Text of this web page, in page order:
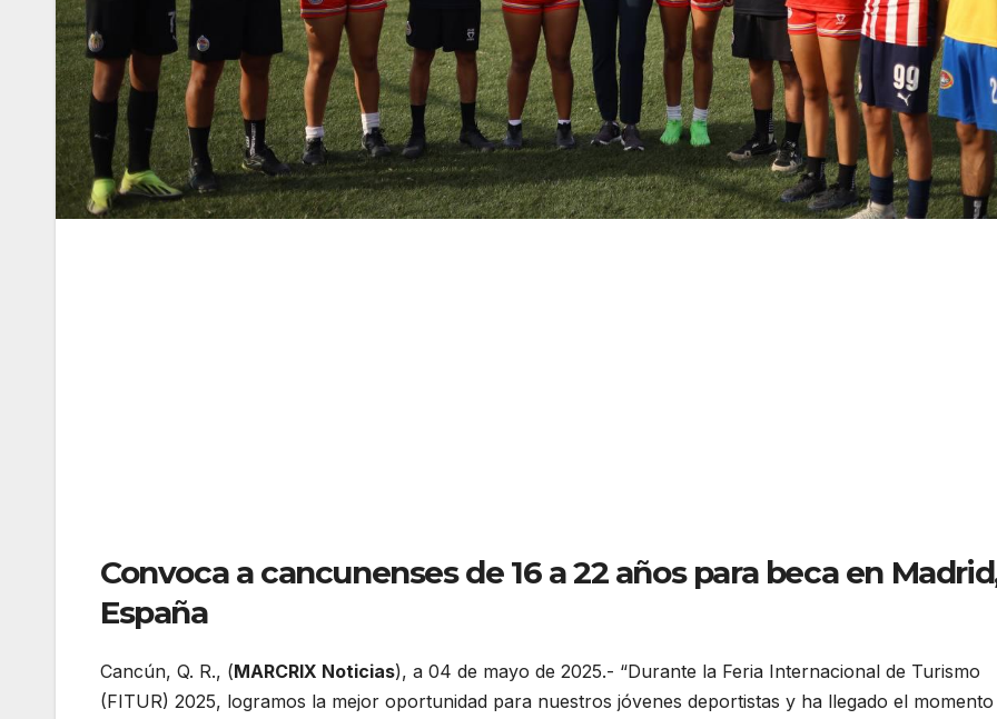
Convoca a cancunenses de 16 a 22 años para beca en
España
Cancún, Q. R., (MARCRIX Noticias), a 04 de mayo de 2025.- “Durante la Feria Internacional de Turismo
(FITUR) 2025, logramos la mejor oportunidad para nuestros jóvenes deportistas y ha llegado el momento